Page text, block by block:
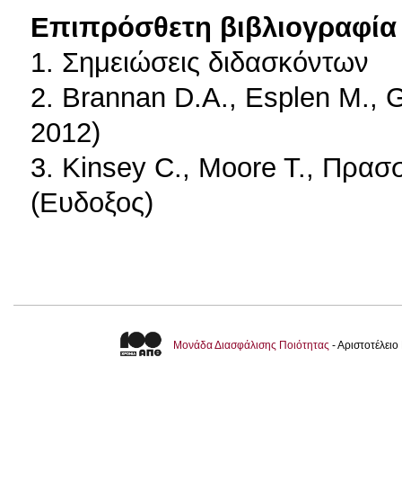
Επιπρόσθετη βιβλιογραφία
1. Σημειώσεις διδασκόντων
2. Brannan D.A., Esplen M.,
2012)
3. Kinsey C., Moore T.,
(Ευδοξος)
Μονάδα Διασφάλισης Ποιότητας -